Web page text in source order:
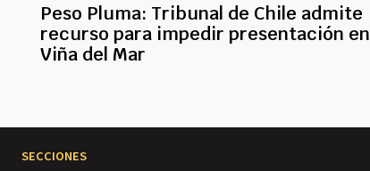
Peso Pluma: Tribunal de Chile admite
recurso para impedir presentación en
Viña del Mar
SECCIONES